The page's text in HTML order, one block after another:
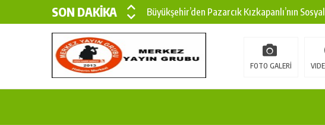
SON DAKİKA
Büyükşehir’den Pazarcık Kızkapanlı’nın
Büyükşehir’den Pazarcık Kırsalına Modern
Çin’den KSÜ’ye Uluslararası Başarı: Edinilen
FOTO GALERİ